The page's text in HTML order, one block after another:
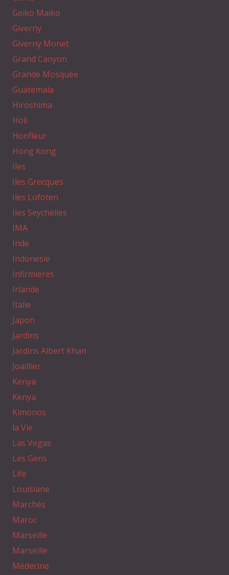
Geiko Maiko
Giverny
Giverny Monet
Grand Canyon
Grande Mosquée
Guatemala
Hiroshima
Holi
Honfleur
Hong Kong
Iles
Iles Grecques
Iles Lofoten
Iles Seychelles
IMA
Inde
Indonesie
Infirmieres
Irlande
Italie
Japon
Jardins
Jardins Albert Khan
Joaillier
Kenya
Kenya
Kimonos
la Vie
Las Vegas
Les Gens
Life
Louisiane
Marchés
Maroc
Marseille
Marseille
Médecine